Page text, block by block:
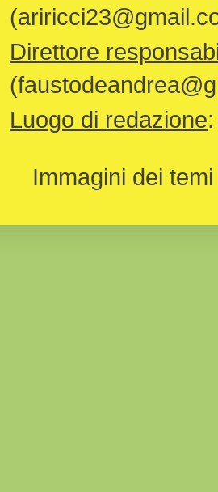
Direttore
Luogo di redazione
Immagini dei